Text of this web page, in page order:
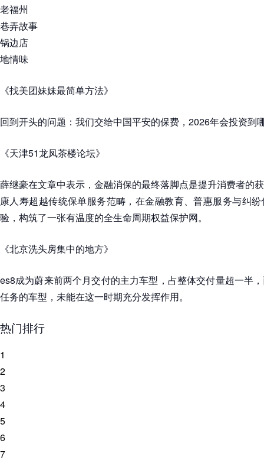
老福州
巷弄故事
锅边店
地情味
《找美团妹妹最简单方法》
回到开头的问题：我们交给中国平安的保费，2026年会投资到
《天津51龙凤茶楼论坛》
薛继豪在文章中表示，金融消保的最终落脚点是提升消费者的
康人寿超越传统保单服务范畴，在金融教育、普惠服务与纠
验，构筑了一张有温度的全生命周期权益保护网。
《北京洗头房集中的地方》
es8成为蔚来前两个月交付的主力车型，占整体交付量超一半
任务的车型，未能在这一时期充分发挥作用。
热门排行
1
2
3
4
5
6
7